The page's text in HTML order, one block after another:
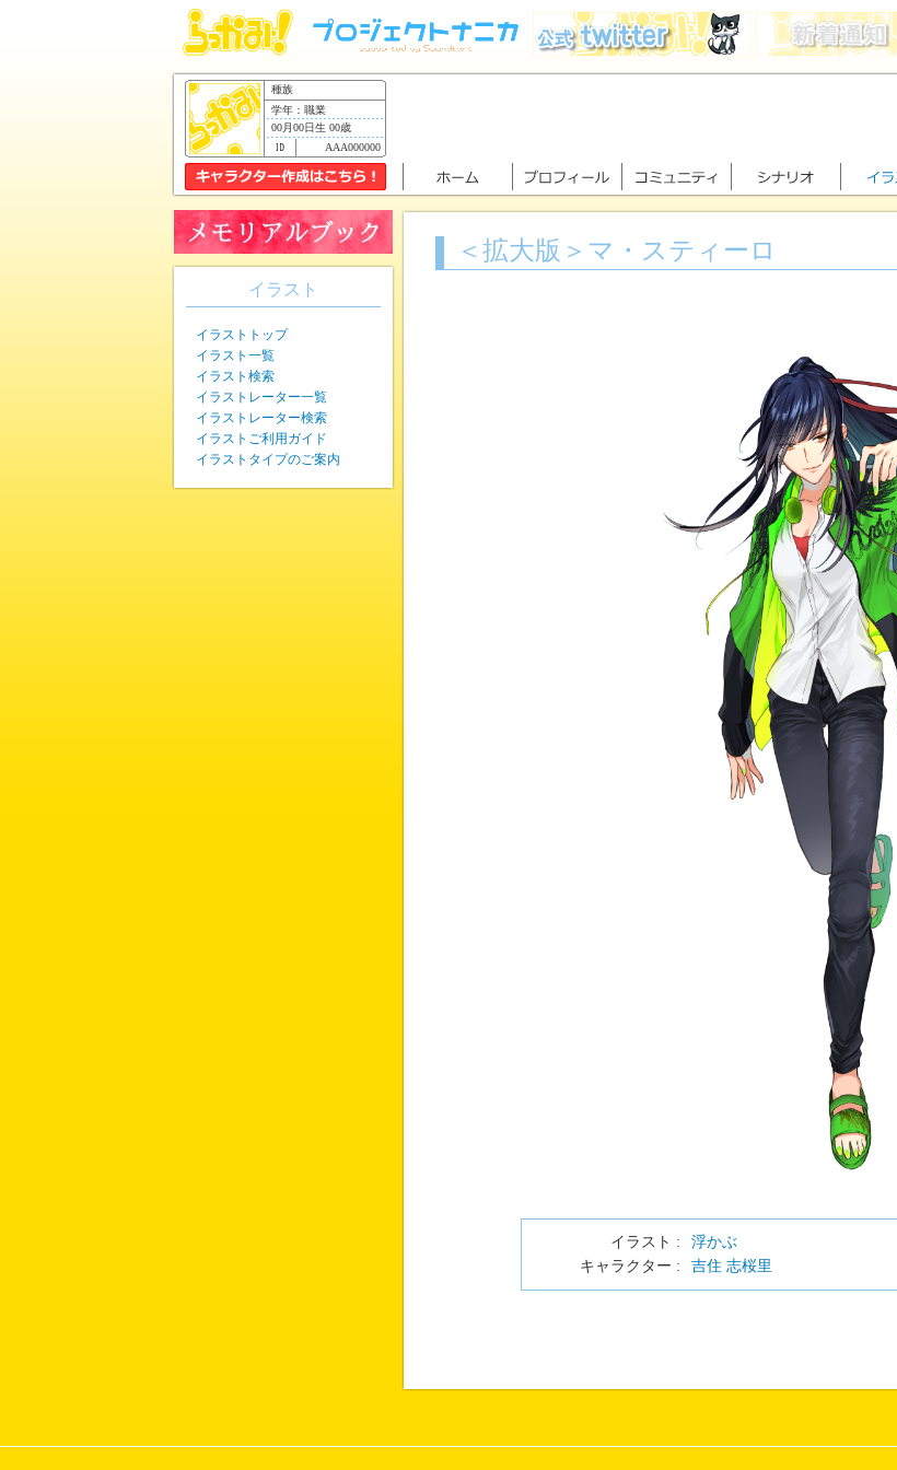
種族
学年：職業
00月00日生 00歳
AAA000000
＜拡大版＞マ・スティーロ
イラスト :
浮かぶ
キャラクター :
吉住 志桜里
イラスト
イラストトップ
イラスト一覧
イラスト検索
イラストレーター一覧
イラストレーター検索
イラストご利用ガイド
イラストタイプのご案内